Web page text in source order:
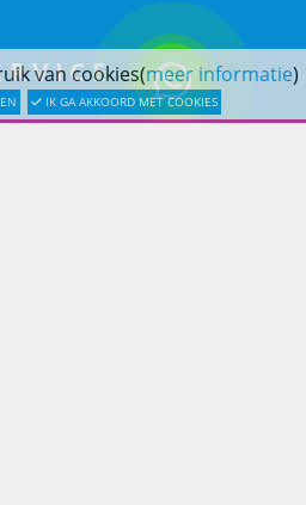
van cookies(meer informatie)
IK GA AKKOORD MET COOKIES